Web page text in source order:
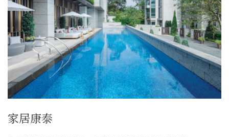
家居康泰